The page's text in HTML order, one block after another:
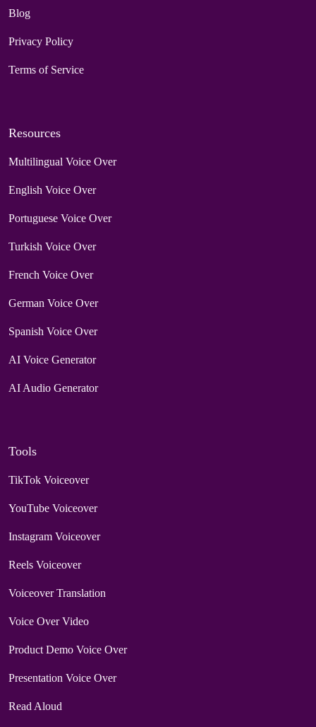
Blog
Privacy Policy
Terms of Service
Resources
Multilingual Voice Over
English Voice Over
Portuguese Voice Over
Turkish Voice Over
French Voice Over
German Voice Over
Spanish Voice Over
AI Voice Generator
AI Audio Generator
Tools
TikTok Voiceover
YouTube Voiceover
Instagram Voiceover
Reels Voiceover
Voiceover Translation
Voice Over Video
Product Demo Voice Over
Presentation Voice Over
Read Aloud